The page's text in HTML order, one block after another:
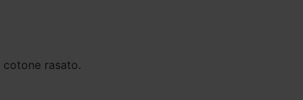
cotone rasato.